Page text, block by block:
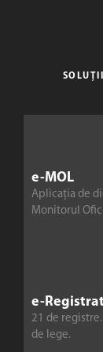
e-MOL
Aplicația de
Monitorul
e-
21 de
de lege.